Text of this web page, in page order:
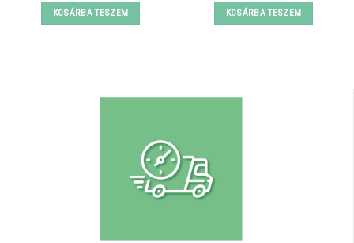
was:
12990 Ft.
KOSÁRBA TESZEM
was:
14790 Ft.
KOSÁRBA TESZEM